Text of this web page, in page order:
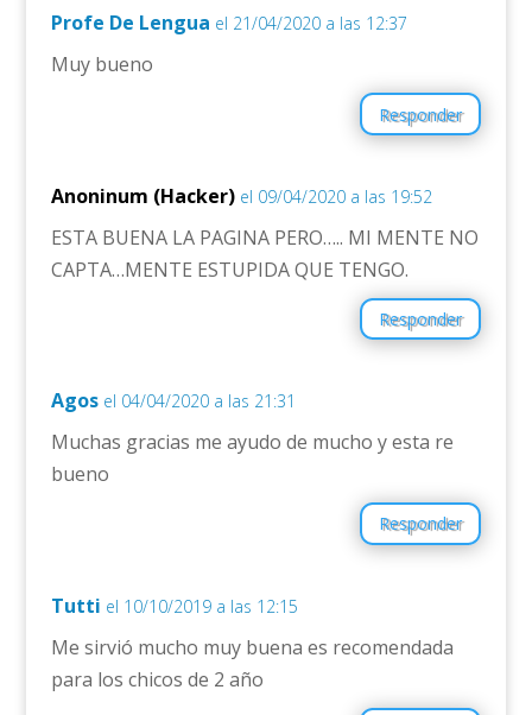
Profe De Lengua el 21/04/2020 a las 12:37
Muy bueno
Responder
Anoninum (Hacker) el 09/04/2020 a las 19:52
ESTA BUENA LA PAGINA PERO….. MI MENTE NO
CAPTA…MENTE ESTUPIDA QUE TENGO.
Responder
Agos el 04/04/2020 a las 21:31
Muchas gracias me ayudo de mucho y esta re
bueno
Responder
Tutti el 10/10/2019 a las 12:15
Me sirvió mucho muy buena es recomendada
para los chicos de 2 año